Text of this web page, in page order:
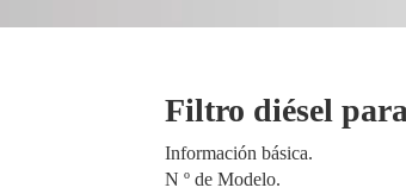
Filtro diésel
Información básica.
N º de Modelo.